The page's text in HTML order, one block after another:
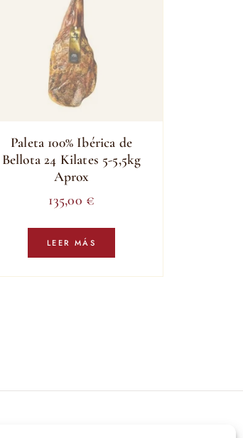
Paleta 100% Ibérica de
Bellota 24 Kilates 5-5,5kg
Aprox
135,00 €
LEER MÁS